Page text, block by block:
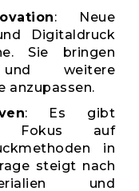
: Neue
Digitaldruck
Sie bringen
weitere
anzupassen.
: Es gibt
Fokus auf
in
steigt nach
und